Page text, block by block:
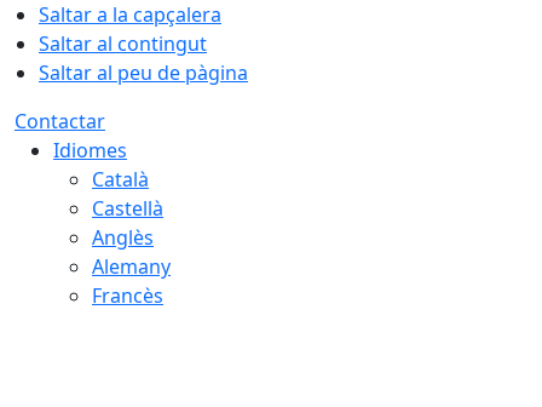
Saltar a la capçalera
Saltar al contingut
Saltar al peu de pàgina
Contactar
Idiomes
Català
Castellà
Anglès
Alemany
Francès